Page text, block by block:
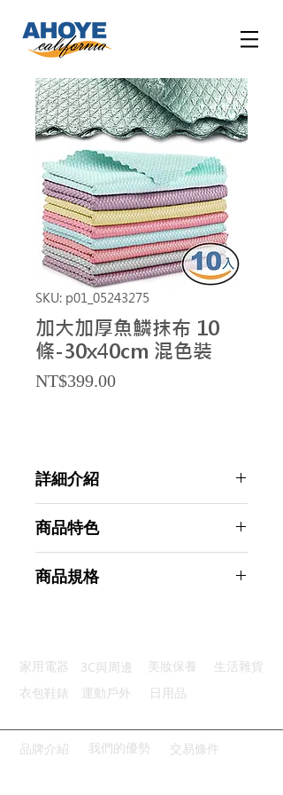
SKU: p01_05243275
加大加厚魚鱗抹布 10
條-30x40cm 混色裝
NT$399.00Price
詳細介紹
商品特色
吸水力強：優質的吸水性和吸油性
商品規格
主要材質：超細纖維
商品尺寸：40*30*0.1cm
產地名稱：中國大陸
代理商：亞桓有限公司
家用電器 3C與周邊 美妝保養
生活雜貨
衣包鞋錶
運動戶外 日用品
品牌介紹 我們的優勢 交易條件